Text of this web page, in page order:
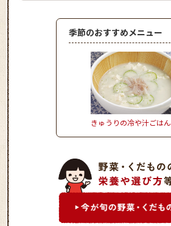
季節のおすすめメニュー
きゅうりの冷や汁ごはん